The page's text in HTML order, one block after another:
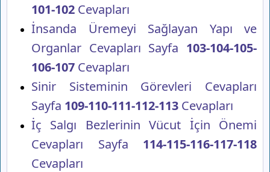
101-102 Cevapları
İnsanda Üremeyi Sağlayan Yapı ve
Organlar Cevapları Sayfa 103-104-105-
106-107 Cevapları
Sinir Sisteminin Görevleri Cevapları
Sayfa 109-110-111-112-113 Cevapları
İç Salgı Bezlerinin Vücut İçin Önemi
Cevapları Sayfa 114-115-116-117-118
Cevapları